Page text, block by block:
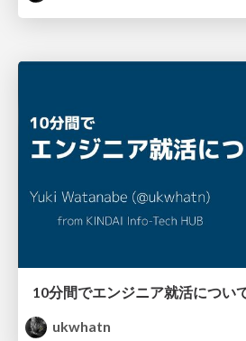
ukwhatn